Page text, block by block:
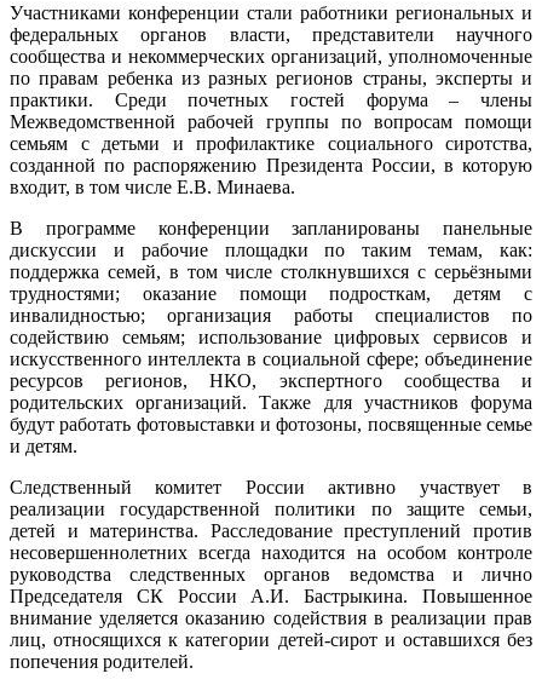
Участниками конференции стали работники региональных и
федеральных органов власти, представители научного
сообщества и некоммерческих организаций, уполномоченные
по правам ребенка из разных регионов страны, эксперты и
практики. Среди почетных гостей форума – члены
Межведомственной рабочей группы по вопросам помощи
семьям с детьми и профилактике социального сиротства,
созданной по распоряжению Президента России, в которую
входит, в том числе Е.В. Минаева.
В программе конференции запланированы панельные
дискуссии и рабочие площадки по таким темам, как:
поддержка семей, в том числе столкнувшихся с серьёзными
трудностями; оказание помощи подросткам, детям с
инвалидностью; организация работы специалистов по
содействию семьям; использование цифровых сервисов и
искусственного интеллекта в социальной сфере; объединение
ресурсов регионов, НКО, экспертного сообщества и
родительских организаций. Также для участников форума
будут работать фотовыставки и фотозоны, посвященные семье
и детям.
Следственный комитет России активно участвует в
реализации государственной политики по защите семьи,
детей и материнства. Расследование преступлений против
несовершеннолетних всегда находится на особом контроле
руководства следственных органов ведомства и лично
Председателя СК России А.И. Бастрыкина. Повышенное
внимание уделяется оказанию содействия в реализации прав
лиц, относящихся к категории детей-сирот и оставшихся без
попечения родителей.